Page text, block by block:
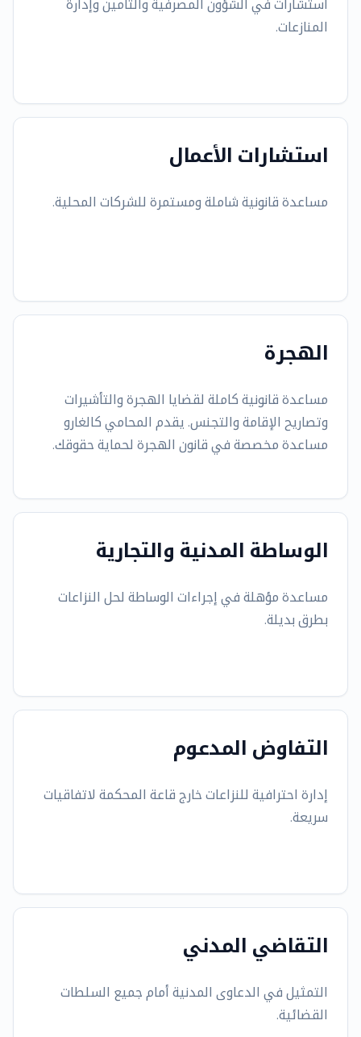
استشارات في الشؤون المصرفية والتأمين وإدارة
المنازعات.
استشارات الأعمال
مساعدة قانونية شاملة ومستمرة للشركات المحلية.
الهجرة
مساعدة قانونية كاملة لقضايا الهجرة والتأشيرات
وتصاريح الإقامة والتجنس. يقدم المحامي كالغارو
مساعدة مخصصة في قانون الهجرة لحماية حقوقك.
الوساطة المدنية والتجارية
مساعدة مؤهلة في إجراءات الوساطة لحل النزاعات
بطرق بديلة.
التفاوض المدعوم
إدارة احترافية للنزاعات خارج قاعة المحكمة لاتفاقيات
سريعة.
التقاضي المدني
التمثيل في الدعاوى المدنية أمام جميع السلطات
القضائية.